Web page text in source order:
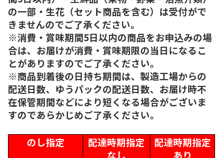
の一部・生花（セット商品を含む）は受付がで
きませんのでご了承ください。
※消費・賞味期間5日以内の商品をお申込みの場
合は、お届けが消費・賞味期限の当日になるこ
とがありますのでご了承ください。
※商品到着後の日持ち期間は、製造工場からの
配送日数、ゆうパックの配送日数、お届け時不
在保管期間などにより短くなる場合がございま
すのであらかじめご了承ください。
のし指定
配達時期指定
なし
配達時期指定
あり